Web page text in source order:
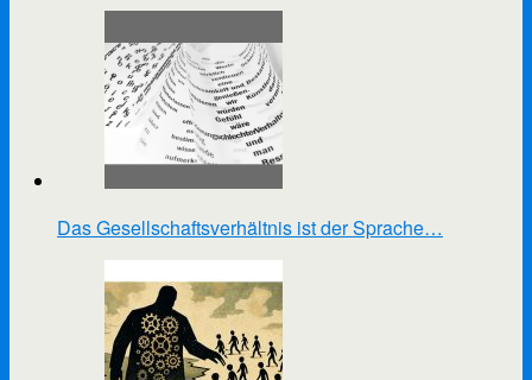
Das Gesellschaftsverhältnis ist der Sprache…